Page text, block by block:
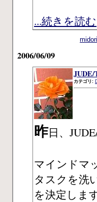
...続きを読む
2006/06/09
カテゴリ:
昨日、
マインドマ
タスクを洗
を決定しま